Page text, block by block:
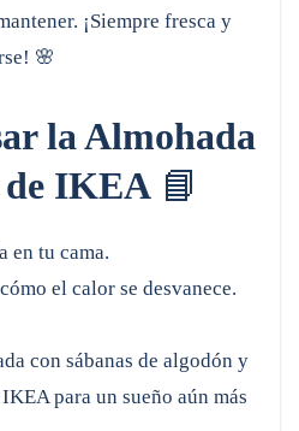
¡Siempre fresca y
🌸
la Almohada
de IKEA 📘
en tu cama.
el calor se desvanece.
con sábanas de algodón y
para un sueño aún más